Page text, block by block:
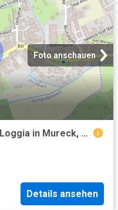
Foto anschauen
Charmante 2 Zi Wohnung mit Loggia in Mureck, Fußbodenheizung, Top Ausstattung!
Details ansehen